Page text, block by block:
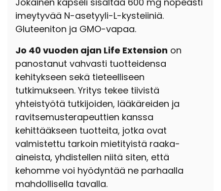
imeytyvää N-asetyyli-L-kysteiiniä.
Gluteeniton ja GMO-vapaa.
Jo 40 vuoden ajan Life Extension on
panostanut vahvasti tuotteidensa
kehitykseen sekä tieteelliseen
tutkimukseen. Yritys tekee tiivistä
yhteistyötä tutkijoiden, lääkäreiden ja
ravitsemusterapeuttien kanssa
kehittääkseen tuotteita, jotka ovat
valmistettu tarkoin mietityistä raaka-
aineista, yhdistellen niitä siten, että
kehomme voi hyödyntää ne parhaalla
mahdollisella tavalla.